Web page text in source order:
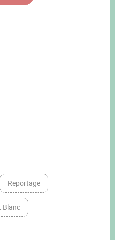
Reportage
Blanc